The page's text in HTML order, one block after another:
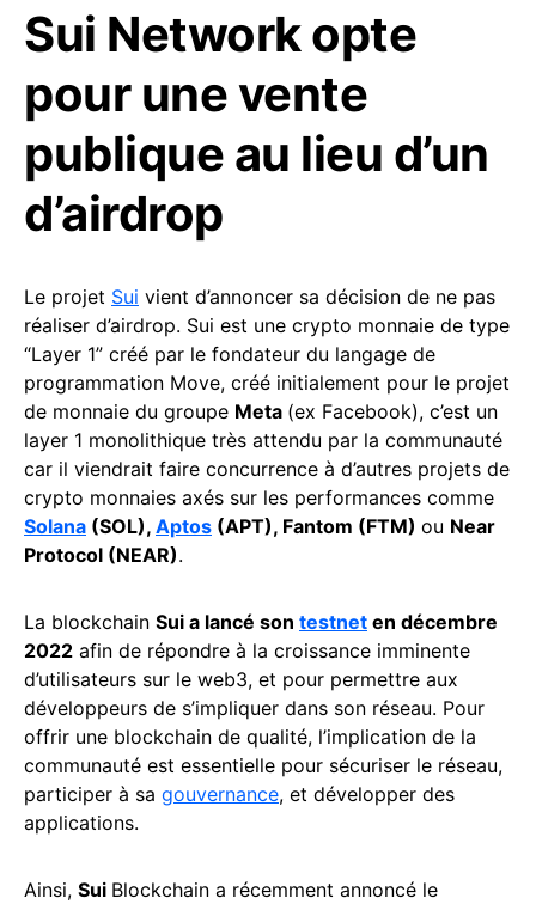
Sui Network opte
pour une vente
publique au lieu d’un
d’airdrop
Le projet Sui vient d’annoncer sa décision de ne pas
réaliser d’airdrop. Sui est une crypto monnaie de type
“Layer 1” créé par le fondateur du langage de
programmation Move, créé initialement pour le projet
de monnaie du groupe Meta (ex Facebook), c’est un
layer 1 monolithique très attendu par la communauté
car il viendrait faire concurrence à d’autres projets de
crypto monnaies axés sur les performances comme
Solana (SOL), Aptos (APT), Fantom (FTM) ou Near
Protocol (NEAR).
La blockchain Sui a lancé son testnet en décembre
2022 afin de répondre à la croissance imminente
d’utilisateurs sur le web3, et pour permettre aux
développeurs de s’impliquer dans son réseau. Pour
offrir une blockchain de qualité, l’implication de la
communauté est essentielle pour sécuriser le réseau,
participer à sa gouvernance, et développer des
applications.
Ainsi, Sui Blockchain a récemment annoncé le